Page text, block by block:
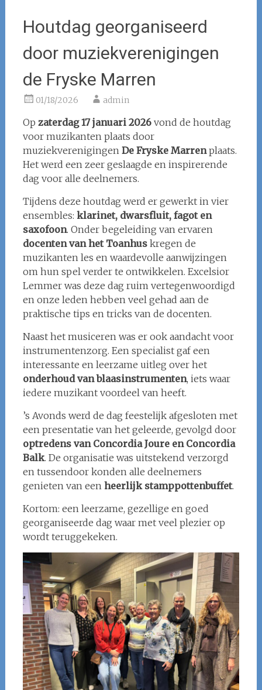
Houtdag georganiseerd
door muziekverenigingen
de Fryske Marren
01/18/2026 admin
Op zaterdag 17 januari 2026vond de houtdag
voor muzikanten plaats door
muziekverenigingen De Fryske Marrenplaats.
Het werd een zeer geslaagde en inspirerende
dag voor alle deelnemers.
Tijdens deze houtdag werd er gewerkt in vier
ensembles: klarinet, dwarsfluit, fagot en
saxofoon. Onder begeleiding van ervaren
docenten van het Toanhuskregen de
muzikanten les en waardevolle aanwijzingen
om hun spel verder te ontwikkelen. Excelsior
Lemmer was deze dag ruim vertegenwoordigd
en onze leden hebben veel gehad aan de
praktische tips en tricks van de docenten.
Naast het musiceren was er ook aandacht voor
instrumentenzorg. Een specialist gaf een
interessante en leerzame uitleg over het
onderhoud van blaasinstrumenten, iets waar
iedere muzikant voordeel van heeft.
’s Avonds werd de dag feestelijk afgesloten met
een presentatie van het geleerde, gevolgd door
optredens van Concordia Joure en Concordia
Balk. De organisatie was uitstekend verzorgd
en tussendoor konden alle deelnemers
genieten van een heerlijk stamppottenbuffet.
Kortom: een leerzame, gezellige en goed
georganiseerde dag waar met veel plezier op
wordt teruggekeken.